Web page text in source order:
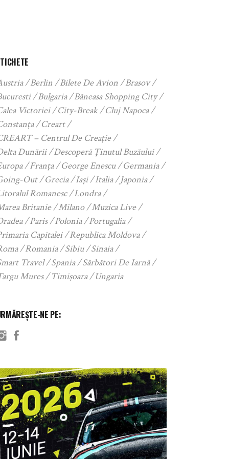
Berlin Bilete De Avion
Brasov
Bulgaria
Băneasa Shopping City
Victoriei
City-Break
Cluj Napoca
Creart
– Centrul De Creație
Dunării
Descoperă Ținutul Buzăului
Franța George Enescu
Germania
Out
Grecia Iași Italia
Japonia
Romanesc
Londra
Britanie
Milano
Muzica Live
Paris Polonia
Portugalia
Capitalei
Republica Moldova
Romania Sibiu
Sinaia
Travel
Spania
Sărbători De Iarnă
Mures
Timișoara Ungaria
NE PE: